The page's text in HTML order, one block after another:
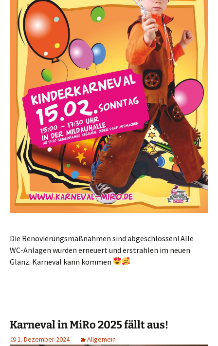
Die Renovierungsmaßnahmen sind abgeschlossen! Alle
WC-Anlagen wurden erneuert und erstrahlen im neuen
Glanz. Karneval kann kommen
Karneval in MiRo 2025 fällt aus!
1. Dezember 2024 Allgemein